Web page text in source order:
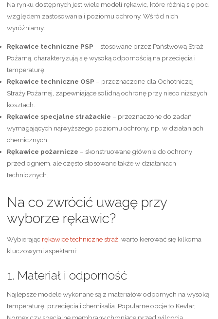
Na rynku dostępnych jest wiele modeli rękawic, które różnią się pod
względem zastosowania i poziomu ochrony. Wśród nich
wyróżniamy:
Rękawice techniczne PSP – stosowane przez Państwową Straż
Pożarną, charakteryzują się wysoką odpornością na przecięcia i
temperaturę.
Rękawice techniczne OSP – przeznaczone dla Ochotniczej
Straży Pożarnej, zapewniające solidną ochronę przy nieco niższych
kosztach.
Rękawice specjalne strażackie – przeznaczone do zadań
wymagających najwyższego poziomu ochrony, np. w działaniach
chemicznych.
Rękawice pożarnicze – skonstruowane głównie do ochrony
przed ogniem, ale często stosowane także w działaniach
technicznych.
Na co zwrócić uwagę przy
wyborze rękawic?
Wybierając rękawice techniczne straż, warto kierować się kilkoma
kluczowymi aspektami:
1. Materiał i odporność
Najlepsze modele wykonane są z materiałów odpornych na wysoką
temperaturę, przecięcia i chemikalia. Popularne opcje to Kevlar,
Nomex czy specjalne membrany chroniące przed wilgocią.